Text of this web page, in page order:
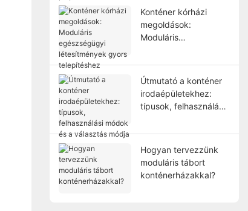
projektekhez
Konténer kórházi
megoldások:
Moduláris
létesítmények gyors
telepítéshez
Útmutató a konténer
irodaépületekhez:
típusok, felhasználási
módja
Hogyan tervezzünk
moduláris tábort
konténerházakkal?